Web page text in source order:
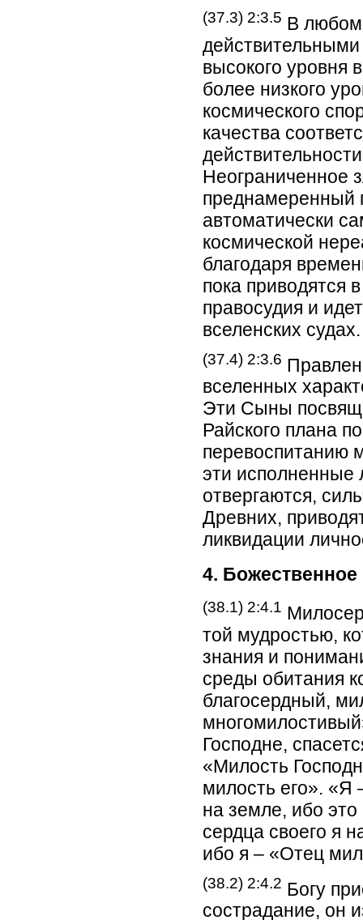
(37.3) 2:3.5 В любом
высокого уровня
более низкого
космического
качества
Неограниченное
преднамеренный
автоматически
космической
благодаря
пока приводятся
правосудия и
вселенских судах.
(37.4) 2:3.6
вселенных
Эти Сыны
Райского плана
перевоспитанию
эти исполненные
отвергаются,
Древних,
ликвидации
4.
(38.1) 2:4.1
той мудростью,
знания и
среды обитания
благосердный,
Господне,
«Милость
милость его». «Я
на земле, ибо
сердца своего я
ибо я – «Отец
(38.2) 2:4.2 Богу
сострадание, он